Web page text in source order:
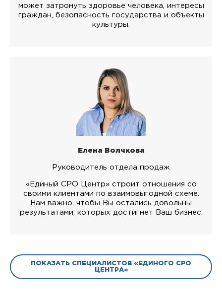
может затронуть здоровье человека, интересы
граждан, безопасность государства и объекты
культуры.
Елена Волчкова
Руководитель отдела продаж
«Единый СРО Центр» строит отношения со
своими клиентами по взаимовыгодной схеме.
Нам важно, чтобы Вы остались довольны
результатами, которых достигнет Ваш бизнес.
ПОКАЗАТЬ СПЕЦИАЛИСТОВ «ЕДИНОГО СРО
ЦЕНТРА»